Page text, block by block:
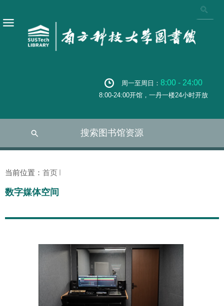
周一至周日： 8:00 - 24:00
8:00-24:00开馆，一丹一楼24小时开放
搜索图书馆资源
当前位置： 首页
数字媒体空间